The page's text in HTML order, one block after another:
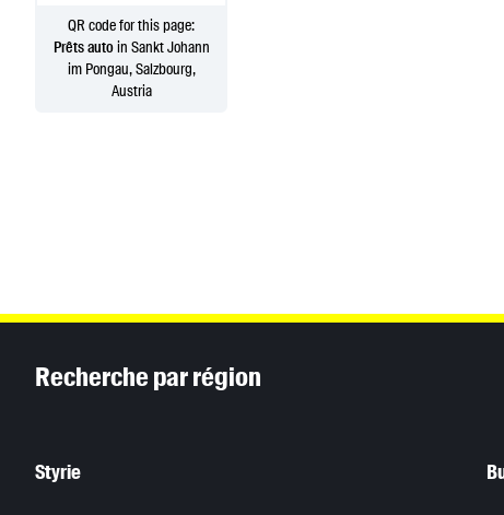
QR code for this page:
Prêts autoin Sankt Johann
im Pongau, Salzbourg,
Austria
Recherche par région
Styrie